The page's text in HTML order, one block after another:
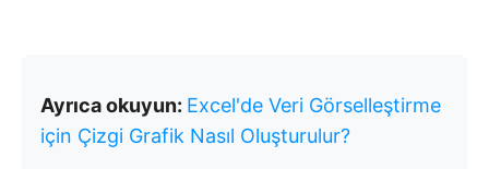
Ayrıca okuyun: Excel'de Veri Görselleştirme
için Çizgi Grafik Nasıl Oluşturulur?